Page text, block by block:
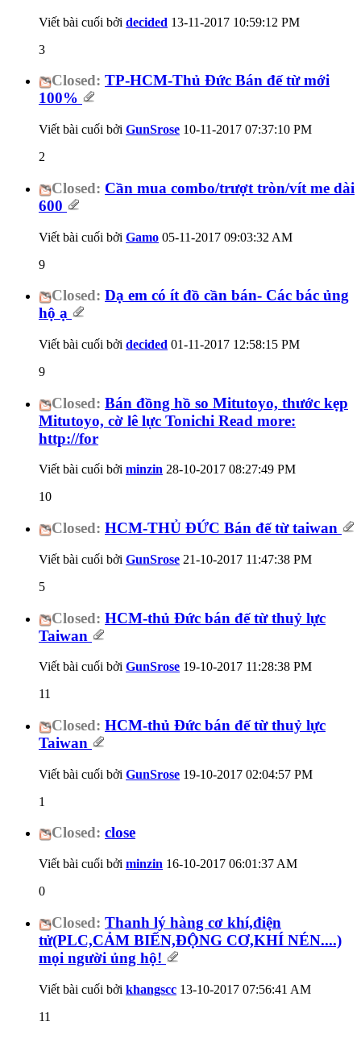
Viết bài cuối bởi decided 13-11-2017 10:59:12 PM
3
Closed: TP-HCM-Thủ Đức Bán đế từ mới
100%
Viết bài cuối bởi GunSrose 10-11-2017 07:37:10 PM
2
Closed: Cần mua combo/trượt tròn/vít me dài
600
Viết bài cuối bởi Gamo 05-11-2017 09:03:32 AM
9
Closed: Dạ em có ít đồ cần bán- Các bác ủng
hộ ạ
Viết bài cuối bởi decided 01-11-2017 12:58:15 PM
9
Closed: Bán đồng hồ so Mitutoyo, thước kẹp
Mitutoyo, cờ lê lực Tonichi Read more:
http://for
Viết bài cuối bởi minzin 28-10-2017 08:27:49 PM
10
Closed: HCM-THỦ ĐỨC Bán đế từ taiwan
Viết bài cuối bởi GunSrose 21-10-2017 11:47:38 PM
5
Closed: HCM-thủ Đức bán đế từ thuỷ lực
Taiwan
Viết bài cuối bởi GunSrose 19-10-2017 11:28:38 PM
11
Closed: HCM-thủ Đức bán đế từ thuỷ lực
Taiwan
Viết bài cuối bởi GunSrose 19-10-2017 02:04:57 PM
1
Closed: close
Viết bài cuối bởi minzin 16-10-2017 06:01:37 AM
0
Closed: Thanh lý hàng cơ khí,điện
tử(PLC,CẢM BIẾN,ĐỘNG CƠ,KHÍ NÉN....)
mọi người ủng hộ!
Viết bài cuối bởi khangscc 13-10-2017 07:56:41 AM
11